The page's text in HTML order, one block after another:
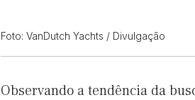
Foto: VanDutch Yachts / Divulgação
Observando a tendência da